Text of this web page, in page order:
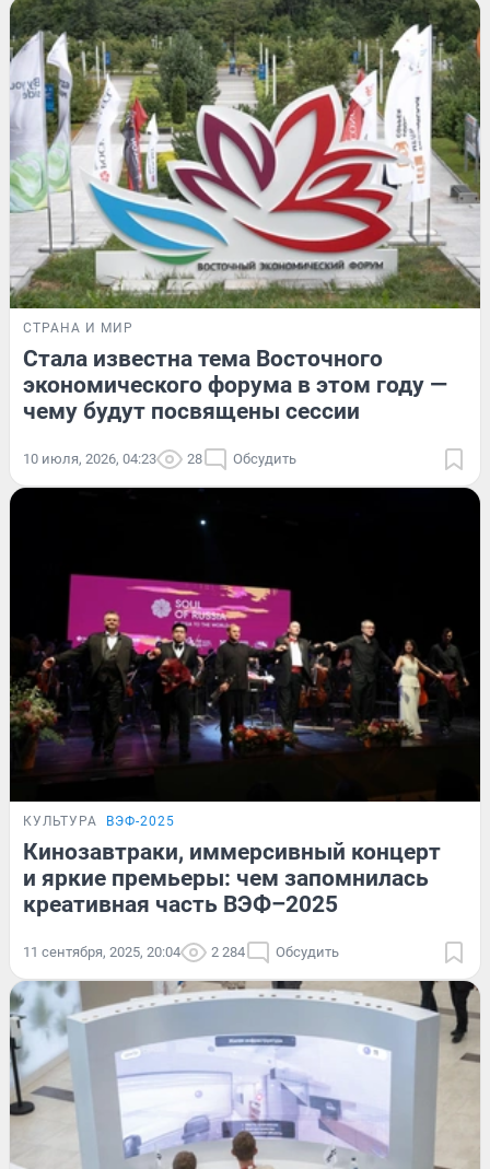
СТРАНА И МИР
Стала известна тема Восточного
экономического форума в этом году —
чему будут посвящены сессии
10 июля, 2026, 04:23 28 Обсудить
КУЛЬТУРА ВЭФ-2025
Кинозавтраки, иммерсивный концерт
и яркие премьеры: чем запомнилась
креативная часть ВЭФ–2025
11 сентября, 2025, 20:04 2 284 Обсудить